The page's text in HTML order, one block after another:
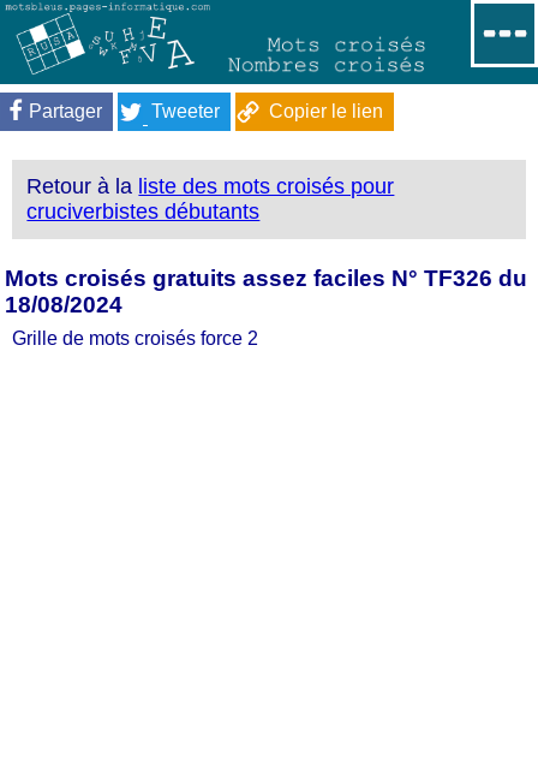
Partager Tweeter Copier le lien
Retour à la liste des mots croisés pour
cruciverbistes débutants
Mots croisés gratuits assez faciles N° TF326 du
18/08/2024
Grille de mots croisés force 2